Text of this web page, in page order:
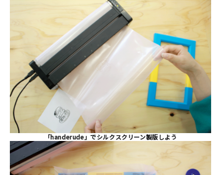
「handerude」でシルクスクリーン製版しよう